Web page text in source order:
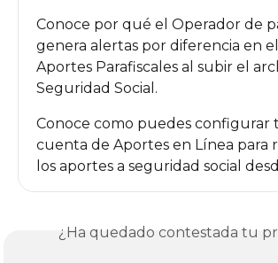
Conoce por qué el Operador de
genera alertas por diferencia en
Aportes Parafiscales al subir el
Seguridad Social.
Conoce como puedes configurar
cuenta de Aportes en Línea para
los aportes a seguridad social
¿Ha quedado contestada tu